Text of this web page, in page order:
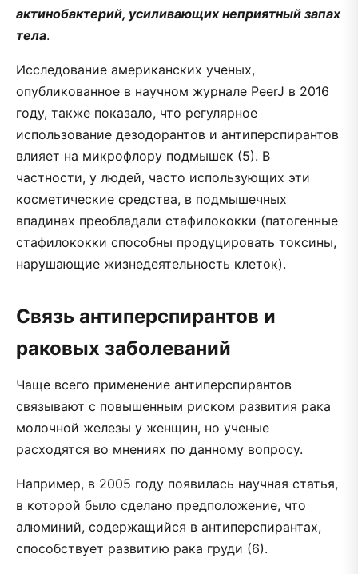
актинобактерий, усиливающих неприятный запах
тела.
Исследование американских ученых,
опубликованное в научном журнале PeerJ в 2016
году, также показало, что регулярное
использование дезодорантов и антиперспирантов
влияет на микрофлору подмышек (5). В
частности, у людей, часто использующих эти
косметические средства, в подмышечных
впадинах преобладали стафилококки (патогенные
стафилококки способны продуцировать токсины,
нарушающие жизнедеятельность клеток).
Связь антиперспирантов и
раковых заболеваний
Чаще всего применение антиперспирантов
связывают с повышенным риском развития рака
молочной железы у женщин, но ученые
расходятся во мнениях по данному вопросу.
Например, в 2005 году появилась научная статья,
в которой было сделано предположение, что
алюминий, содержащийся в антиперспирантах,
способствует развитию рака груди (6).